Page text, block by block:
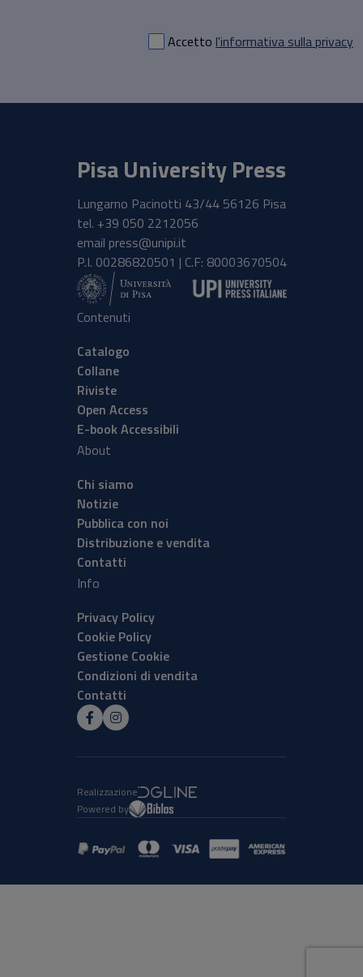
Accetto l'informativa sulla privacy
Pisa University Press
Lungarno Pacinotti 43/44 56126 Pisa
tel. +39 050 2212056
email press@unipi.it
P.I. 00286820501 | C.F: 80003670504
Contenuti
Catalogo
Collane
Riviste
Open Access
E-book Accessibili
About
Chi siamo
Notizie
Pubblica con noi
Distribuzione e vendita
Contatti
Info
Privacy Policy
Cookie Policy
Gestione Cookie
Condizioni di vendita
Contatti
Realizzazione
Powered by